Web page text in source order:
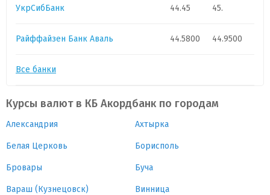
УкрСибБанк 44.45 45.
Райффайзен Банк Аваль 44.5800 44.9500
Все банки
Курсы валют в КБ Акордбанк по городам
Александрия Ахтырка
Белая Церковь Борисполь
Бровары Буча
Вараш (Кузнецовск) Винница